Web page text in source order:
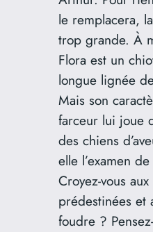
le remplacera,
trop grande. À
Flora est un
longue lignée
Mais son
farceur lui joue
des chiens
elle l’examen
Croyez-vous
prédestinées et
foudre ?